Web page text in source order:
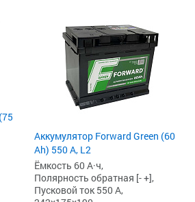
Аккумулятор Forward Green (60
Ah) 550 А, L2
Ёмкость 60 А·ч,
Полярность обратная [- +],
Пусковой ток 550 А,